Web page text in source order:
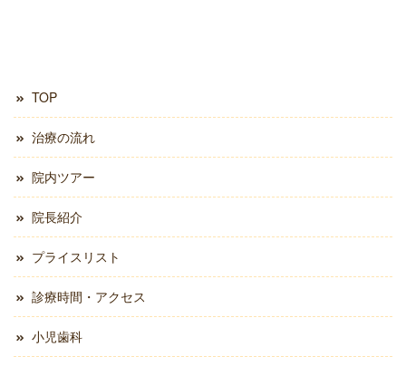
TOP
治療の流れ
院内ツアー
院長紹介
プライスリスト
診療時間・アクセス
小児歯科